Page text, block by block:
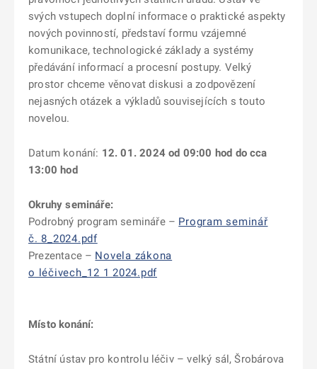
svých vstupech doplní informace o praktické aspekty
nových povinností, představí formu vzájemné
komunikace, technologické základy a systémy
předávání informací a procesní postupy. Velký
prostor chceme věnovat diskusi a zodpovězení
nejasných otázek a výkladů souvisejících s touto
novelou.
Datum konání: 12. 01. 2024 od 09:00 hod do cca
13:00 hod
Okruhy semináře:
Podrobný program semináře – Program seminář
č. 8_2024.pdf
Prezentace – Novela zákona
o léčivech_12 1 2024.pdf
Místo konání:
Státní ústav pro kontrolu léčiv – velký sál, Šrobárova